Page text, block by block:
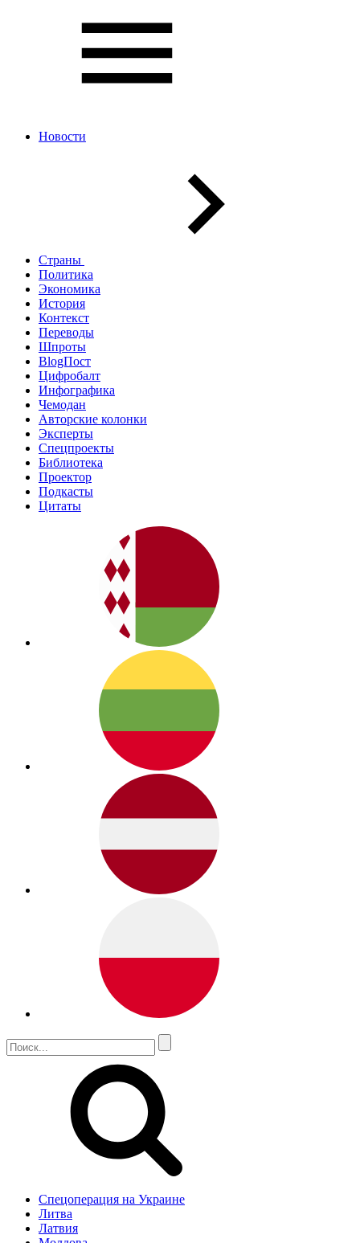
Новости
Страны
Политика
Экономика
История
Контекст
Переводы
Шпроты
BlogПост
Цифробалт
Инфографика
Чемодан
Авторские колонки
Эксперты
Спецпроекты
Библиотека
Проектор
Подкасты
Цитаты
Спецоперация на Украине
Литва
Латвия